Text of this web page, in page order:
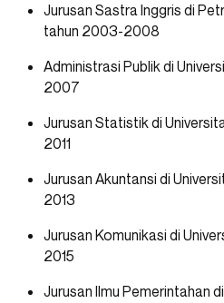
Jurusan Sastra Inggris di
tahun 2003-2008
Administrasi Publik di
2007
Jurusan Statistik di
2011
Jurusan Akuntansi di
2013
Jurusan Komunikasi di
2015
Jurusan Ilmu Pemerintahan